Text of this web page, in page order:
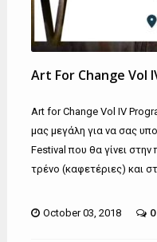
Art For Change Vol
Art for Change Vol IV
μας μεγάλη για να σας
Festival που θα γίνει
τρένο (καφετέριες) και
October 03, 2018 0